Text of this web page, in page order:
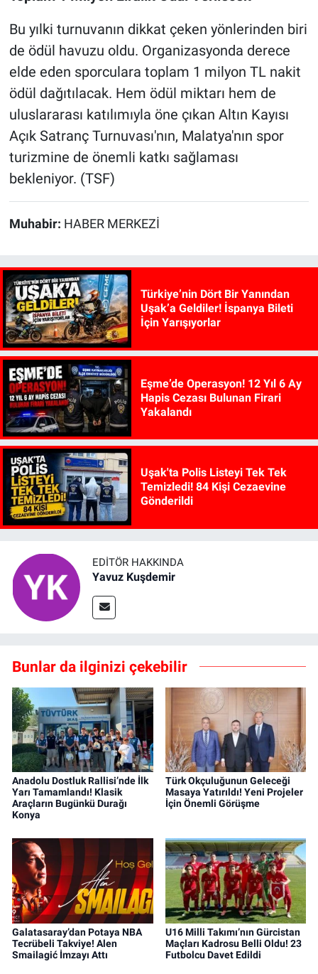
Bu yılki turnuvanın dikkat çeken yönlerinden biri
de ödül havuzu oldu. Organizasyonda derece
elde eden sporculara toplam 1 milyon TL nakit
ödül dağıtılacak. Hem ödül miktarı hem de
uluslararası katılımıyla öne çıkan Altın Kayısı
Açık Satranç Turnuvası'nın, Malatya'nın spor
turizmine de önemli katkı sağlaması
bekleniyor. (TSF)
Muhabir: HABER MERKEZİ
Türkiye’nin Dört Bir Yanından
Uşak’a Geldiler! İspanya Bileti
İçin Yarışıyorlar
Eşme’de Operasyon! 12 Yıl 6 Ay
Hapis Cezası Bulunan Firari
Yakalandı
Uşak'ta Polis Listeyi Tek Tek
Temizledi! 84 Kişi Cezaevine
Gönderildi
EDITÖR HAKKINDA
Yavuz Kuşdemir
Bunlar da ilginizi çekebilir
Anadolu Dostluk Rallisi’nde İlk
Yarı Tamamlandı! Klasik
Araçların Bugünkü Durağı
Konya
Türk Okçuluğunun Geleceği
Masaya Yatırıldı! Yeni Projeler
İçin Önemli Görüşme
Galatasaray’dan Potaya NBA
Tecrübeli Takviye! Alen
Smailagić İmzayı Attı
U16 Milli Takımı’nın Gürcistan
Maçları Kadrosu Belli Oldu! 23
Futbolcu Davet Edildi